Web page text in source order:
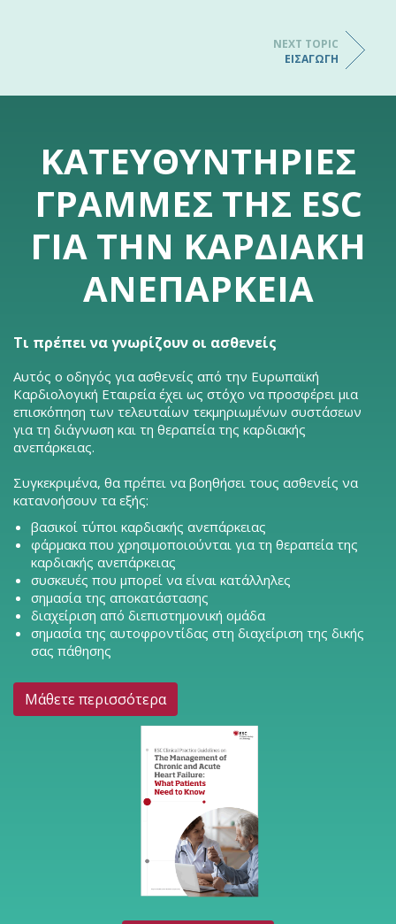
NEXT TOPIC
ΕΙΣΑΓΩΓΉ
ΚΑΤΕΥΘΥΝΤΉΡΙΕΣ
ΓΡΑΜΜΈΣ ΤΗΣ ESC
ΓΙΑ ΤΗΝ ΚΑΡΔΙΑΚΉ
ΑΝΕΠΆΡΚΕΙΑ
Τι πρέπει να γνωρίζουν οι ασθενείς
Αυτός ο οδηγός για ασθενείς από την Ευρωπαϊκή
Καρδιολογική Εταιρεία έχει ως στόχο να προσφέρει μια
επισκόπηση των τελευταίων τεκμηριωμένων συστάσεων
για τη διάγνωση και τη θεραπεία της καρδιακής
ανεπάρκειας.
Συγκεκριμένα, θα πρέπει να βοηθήσει τους ασθενείς να
κατανοήσουν τα εξής:
βασικοί τύποι καρδιακής ανεπάρκειας
φάρμακα που χρησιμοποιούνται για τη θεραπεία της
καρδιακής ανεπάρκειας
συσκευές που μπορεί να είναι κατάλληλες
σημασία της αποκατάστασης
διαχείριση από διεπιστημονική ομάδα
σημασία της αυτοφροντίδας στη διαχείριση της δικής
σας πάθησης
Μάθετε περισσότερα